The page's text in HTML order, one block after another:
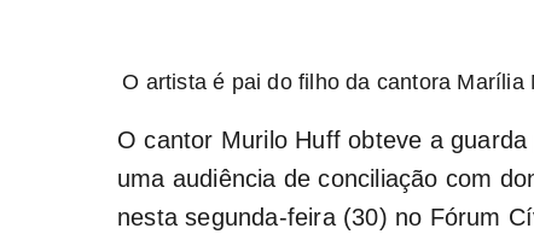
O artista é pai do filho da cantora Marília
O cantor Murilo Huff obteve a
uma audiência de conciliação com
nesta segunda-feira (30) no Fórum